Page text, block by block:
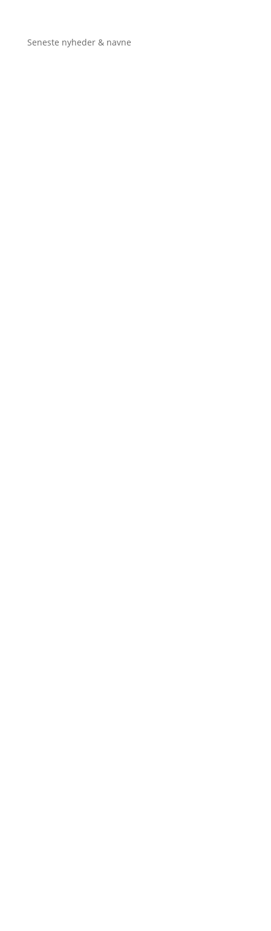
Seneste nyheder & navne